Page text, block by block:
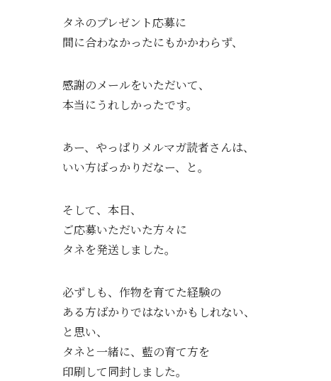
タネのプレゼント応募に
間に合わなかったにもかかわらず、
感謝のメールをいただいて、
本当にうれしかったです。
あー、やっぱりメルマガ読者さんは、
いい方ばっかりだなー、と。
そして、本日、
ご応募いただいた方々に
タネを発送しました。
必ずしも、作物を育てた経験の
ある方ばかりではないかもしれない、
と思い、
タネと一緒に、藍の育て方を
印刷して同封しました。